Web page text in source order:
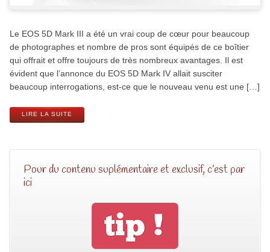
Le EOS 5D Mark III a été un vrai coup de cœur pour beaucoup
de photographes et nombre de pros sont équipés de ce boîtier
qui offrait et offre toujours de très nombreux avantages. Il est
évident que l’annonce du EOS 5D Mark IV allait susciter
beaucoup interrogations, est-ce que le nouveau venu est une […]
LIRE LA SUITE
Pour du contenu suplémentaire et exclusif, c’est par
ici